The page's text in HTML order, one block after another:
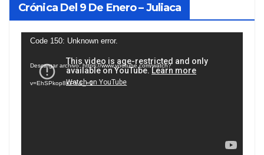
Crónica Del 9 De Enero – Juliaca
Reproductor
vídeo
Code 150: Unknown error.
Descargar archivo: https://www.youtube.com/watch?
v=EhSPkop8KPY&_=1